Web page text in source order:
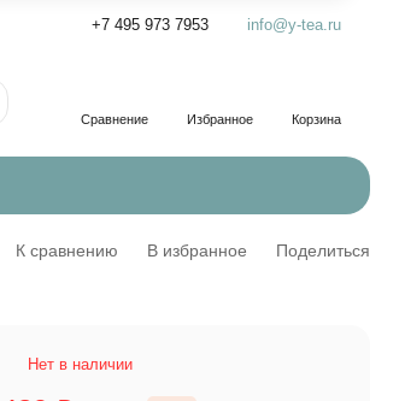
+7 495 973 7953 info@y-tea.ru
Сравнение Избранное Корзина
К сравнению В избранное Поделиться
Нет в наличии